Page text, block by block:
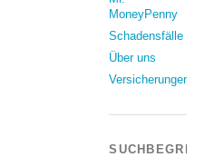
MoneyPenny
Schadensfälle
Über uns
Versicherungen